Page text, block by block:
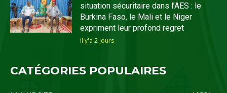
situation sécuritaire dans l’AES : le
Burkina Faso, le Mali et le Niger
expriment leur profond regret
il y'a 2 jours
CATÉGORIES POPULAIRES